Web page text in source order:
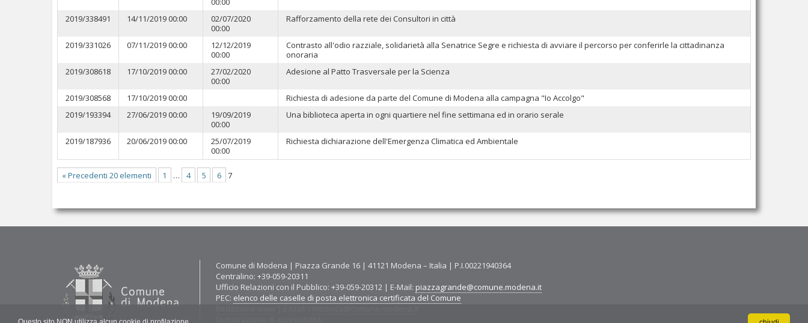
2019/338491 14/11/2019 00:00
02/07/2020
00:00
Rafforzamento della rete dei Consultori in città
2019/331026 07/11/2019 00:00
12/12/2019
00:00
Contrasto all'odio razziale, solidarietà alla Senatrice Segre e richiesta di avviare il percorso per conferirle la cittadinanza
onoraria
2019/308618
17/10/2019 00:00
27/02/2020
00:00
Adesione al Patto Trasversale per la Scienza
2019/308568 17/10/2019 00:00
Richiesta di adesione da parte del Comune di Modena alla campagna "Io Accolgo"
2019/193394
27/06/2019 00:00
19/09/2019
00:00
Una biblioteca aperta in ogni quartiere nel fine settimana ed in orario serale
2019/187936 20/06/2019 00:00
25/07/2019
00:00
Richiesta dichiarazione dell'Emergenza Climatica ed Ambientale
« Precedenti 20 elementi 1 … 4 5 6 7
Contatti
Comune di Modena | Piazza Grande 16 | 41121 Modena – Italia | P.I.00221940364
Centralino: +39-059-20311
Ufficio Relazioni con il Pubblico: +39-059-20312 | E-Mail: piazzagrande@comune.modena.it
PEC: elenco delle caselle di posta elettronica certificata del Comune